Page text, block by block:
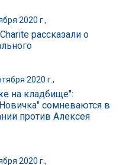
2020 г.,
рассказали о
2020 г.,
на кладбище":
сомневаются в
против Алексея
2020 г.,